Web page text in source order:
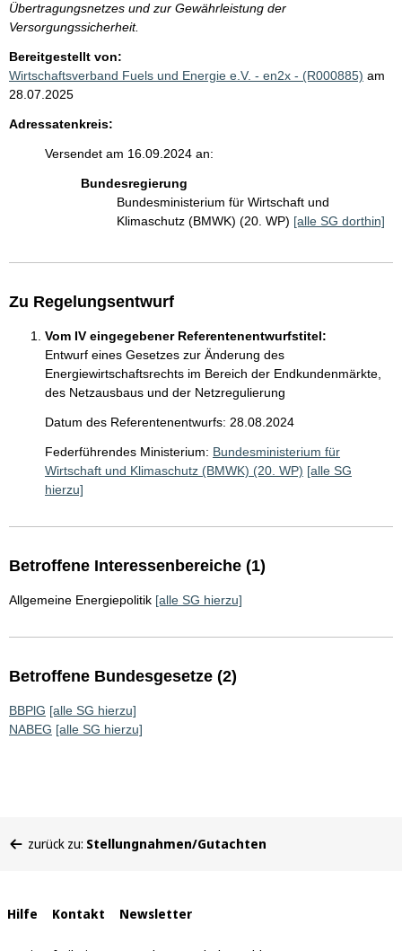
Übertragungsnetzes und zur Gewährleistung der
Versorgungssicherheit.
Bereitgestellt von:
Wirtschaftsverband Fuels und Energie e.V. - en2x - (R000885) am
28.07.2025
Adressatenkreis:
Versendet am 16.09.2024 an:
Bundesregierung
Bundesministerium für Wirtschaft und
Klimaschutz (BMWK) (20. WP) [alle SG dorthin]
Zu Regelungsentwurf
Vom IV eingegebener Referentenentwurfstitel:
Entwurf eines Gesetzes zur Änderung des
Energiewirtschaftsrechts im Bereich der Endkundenmärkte,
des Netzausbaus und der Netzregulierung
Datum des Referentenentwurfs: 28.08.2024
Federführendes Ministerium: Bundesministerium für
Wirtschaft und Klimaschutz (BMWK) (20. WP) [alle SG
hierzu]
Betroffene Interessenbereiche (1)
Allgemeine Energiepolitik [alle SG hierzu]
Betroffene Bundesgesetze (2)
BBPlG [alle SG hierzu]
NABEG [alle SG hierzu]
befinden
zurück zu: Stellungnahmen/Gutachten
Interne
Links
Hilfe Kontakt Newsletter